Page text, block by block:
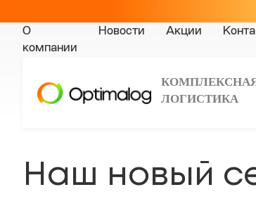
О
компании
Новости Акции
ЛОГИСТИКА
Наш новый